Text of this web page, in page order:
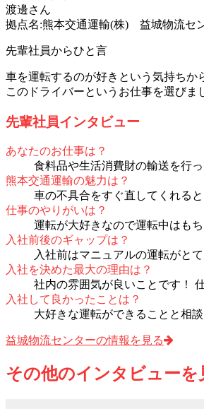
渡邊さん
拠点名:熊本交通運輸(株) 益城物流セ
先輩社員からひと言
車を運転するのが好きという気持ちか
このドライバーというお仕事を選びま
先輩社員インタビュー
あなたのお仕事は？
食料品や生活消費財の輸送を行
熊本交通運輸の魅力は？
車の不具合をすぐ直してくれる
仕事のやりがいは？
運転が大好きなので運転中はも
入社前後のギャップは？
入社前はマニュアルの運転がと
入社を決めた最大の理由は？
社内の雰囲気が良いことです！
入社して良かったことは？
大好きな運転ができることと相
益城物流センターの情報を見る
その他のインタビューを